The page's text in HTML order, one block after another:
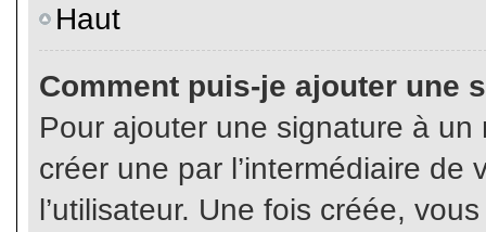
Haut
Comment puis-je ajouter une
Pour ajouter une signature à un
créer une par l’intermédiaire
l’utilisateur. Une fois créée,